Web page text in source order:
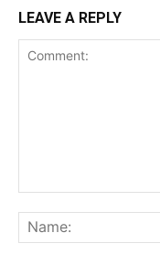
LEAVE A REPLY